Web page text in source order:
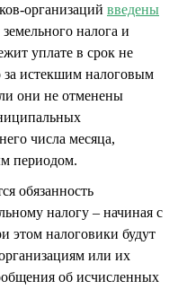
организаций введены
налога и
уплате в срок не
за истекшим налоговым
они не отменены
числа месяца,
периодом.
обязанность
налогу – начиная с
этом налоговики будут
или их
об исчисленных